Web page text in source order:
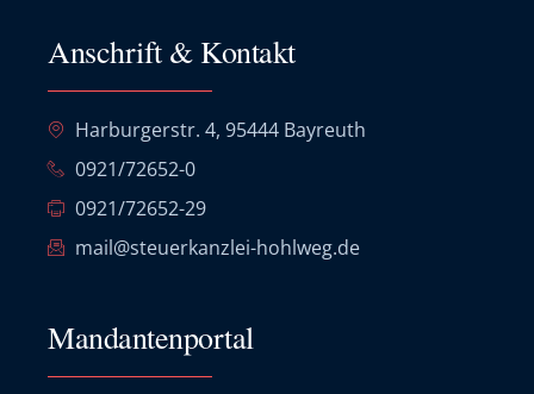
Anschrift & Kontakt
Harburgerstr. 4, 95444 Bayreuth
0921/72652-0
0921/72652-29
mail@steuerkanzlei-hohlweg.de
Mandantenportal